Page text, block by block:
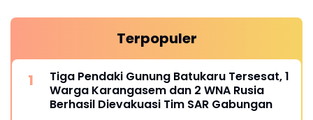
Terpopuler
Tiga Pendaki Gunung Batukaru Tersesat, 1
Warga Karangasem dan 2 WNA Rusia
Berhasil Dievakuasi Tim SAR Gabungan